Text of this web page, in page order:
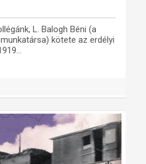
L. Balogh Béni (a
kötete az erdélyi